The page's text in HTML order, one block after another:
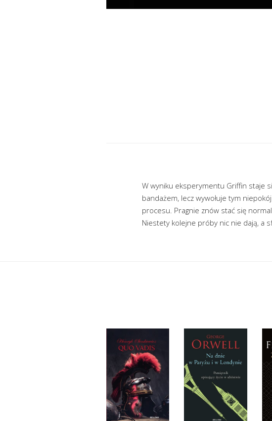
W wyniku eksperymentu Griffin staje
bandażem, lecz wywołuje tym
procesu. Pragnie znów stać się
Niestety kolejne próby nic nie dają, a